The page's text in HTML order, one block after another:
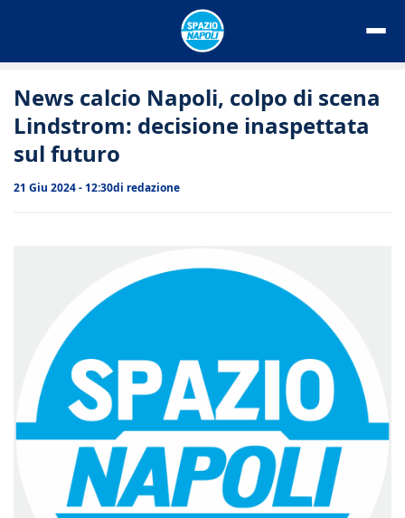
News calcio Napoli, colpo di scena
Lindstrom: decisione inaspettata
sul futuro
21 Giu 2024 - 12:30di redazione